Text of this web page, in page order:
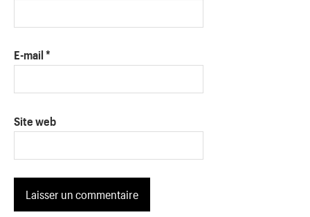
E-mail *
Site web